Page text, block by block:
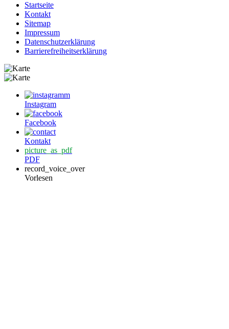
Startseite
Kontakt
Sitemap
Impressum
Datenschutzerklärung
Barrierefreiheitserklärung
Instagram
Facebook
Kontakt
picture_as_pdf
PDF
record_voice_over
Vorlesen